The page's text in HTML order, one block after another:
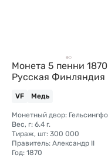
Монета 5 пенни 1870
Русская Финляндия
VF Медь
Вес, г: 6.4 г.
Тираж, шт: 300 000
Правитель: Александр II
Год: 1870